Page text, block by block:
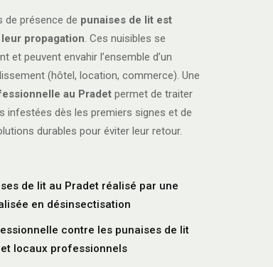
de présence de punaises de lit est
propagation. Ces nuisibles se
et peuvent envahir l’ensemble d’un
(hôtel, location, commerce). Une
au Pradet permet de traiter
infestées dès les premiers signes et de
durables pour éviter leur retour.
de lit au Pradet réalisé par une
en désinsectisation
contre les punaises de lit
locaux professionnels